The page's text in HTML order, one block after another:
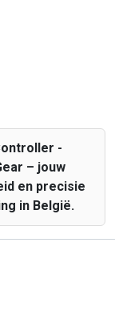
-
– jouw
en precisie
in België.